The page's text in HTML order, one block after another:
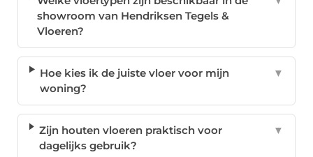
showroom van Hendriksen Tegels &
Vloeren?
Hoe kies ik de juiste vloer voor mijn
woning?
▼
Zijn houten vloeren praktisch voor
dagelijks gebruik?
▼